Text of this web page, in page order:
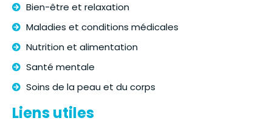
Bien-être et relaxation
Maladies et conditions médicales
Nutrition et alimentation
Santé mentale
Soins de la peau et du corps
Liens utiles